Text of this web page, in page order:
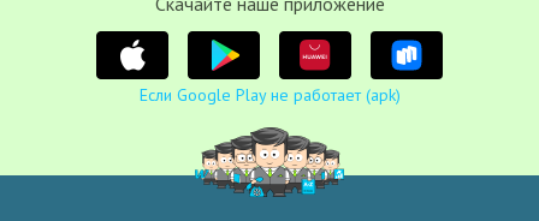
Если Google Play не работает (apk)